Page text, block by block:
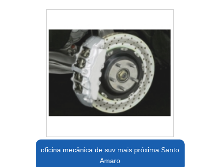
oficina mecânica de suv mais próxima Santo
Amaro